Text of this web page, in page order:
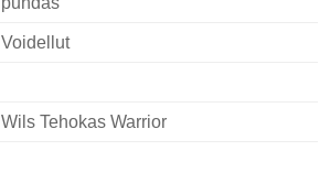
Voidellut
Wils Tehokas Warrior